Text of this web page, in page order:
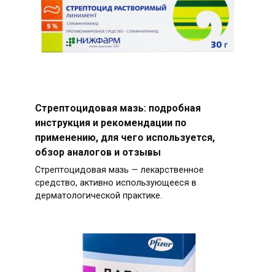
Стрептоцидовая мазь: подробная
инструкция и рекомендации по
применению, для чего используется,
обзор аналогов и отзывы
Стрептоцидовая мазь — лекарственное
средство, активно использующееся в
дерматологической практике.